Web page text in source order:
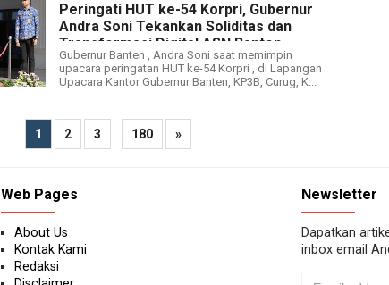
Peringati HUT ke-54 Korpri, Gubernur
Andra Soni Tekankan Soliditas dan
Transformasi Digital ASN Banten
Gubernur Banten , Andra Soni saat memimpin
upacara peringatan HUT ke-54 Korpri , di Lapangan
Upacara Kantor Gubernur Banten, KP3B, Curug, K...
1 2 3 ... 180 »
Web Pages
About Us
Kontak Kami
Redaksi
Newsletter
Dapatkan
inbox email